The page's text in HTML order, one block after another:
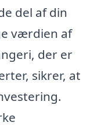
del af din
værdien af
der er
sikrer, at